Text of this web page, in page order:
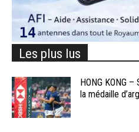
Les plus lus
HONG KONG
la médaille